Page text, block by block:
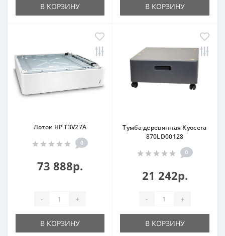
В КОРЗИНУ В КОРЗИНУ
Лоток HP T3V27A
0
73 888р.
- +
В КОРЗИНУ
Тумба деревянная Kyocera
870LD00128
0
21 242р.
- +
В КОРЗИНУ